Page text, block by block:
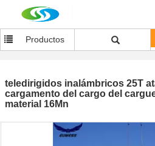
Productos
teledirigidos inalámbricos 25T
cargamento del cargo del
material 16Mn